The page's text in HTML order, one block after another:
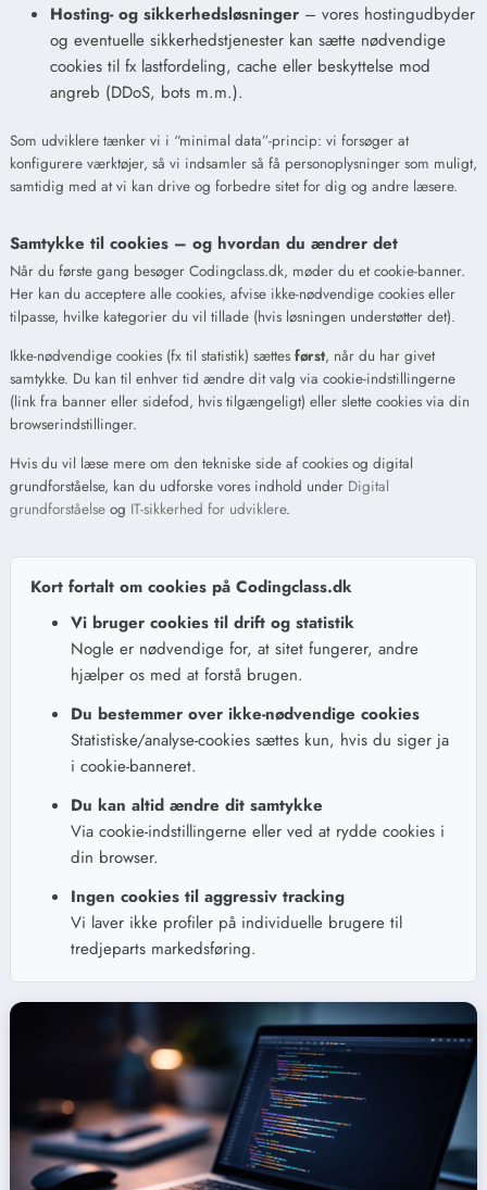
Hosting- og sikkerhedsløsninger– vores hostingudbyder
og eventuelle sikkerhedstjenester kan sætte nødvendige
cookies til fx lastfordeling, cache eller beskyttelse mod
angreb (DDoS, bots m.m.).
Som udviklere tænker vi i “minimal data”-princip: vi forsøger at
konfigurere værktøjer, så vi indsamler så få personoplysninger som muligt,
samtidig med at vi kan drive og forbedre sitet for dig og andre læsere.
Samtykke til cookies – og hvordan du ændrer det
Når du første gang besøger Codingclass.dk, møder du et cookie-banner.
Her kan du acceptere alle cookies, afvise ikke-nødvendige cookies eller
tilpasse, hvilke kategorier du vil tillade (hvis løsningen understøtter det).
Ikke-nødvendige cookies (fx til statistik) sættes først, når du har givet
samtykke. Du kan til enhver tid ændre dit valg via cookie-indstillingerne
(link fra banner eller sidefod, hvis tilgængeligt) eller slette cookies via din
browserindstillinger.
Hvis du vil læse mere om den tekniske side af cookies og digital
grundforståelse, kan du udforske vores indhold under Digital
grundforståelse og IT-sikkerhed for udviklere.
Kort fortalt om cookies på Codingclass.dk
Vi bruger cookies til drift og statistik
Nogle er nødvendige for, at sitet fungerer, andre
hjælper os med at forstå brugen.
Du bestemmer over ikke-nødvendige cookies
Statistiske/analyse-cookies sættes kun, hvis du siger ja
i cookie-banneret.
Du kan altid ændre dit samtykke
Via cookie-indstillingerne eller ved at rydde cookies i
din browser.
Ingen cookies til aggressiv tracking
Vi laver ikke profiler på individuelle brugere til
tredjeparts markedsføring.